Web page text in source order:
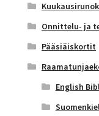
Onnittelu- ja
Pääsiäiskortit
English